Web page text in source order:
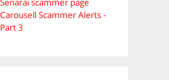
Carousell Scammer Alerts -
Part 3